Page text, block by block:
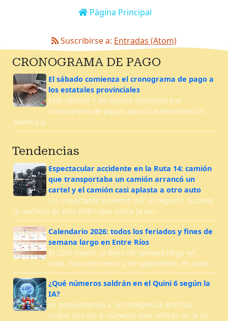
Página Principal
Suscribirse a: Entradas (Atom)
CRONOGRAMA DE PAGO
El sábado comienza el cronograma de pago a
los estatales provinciales
Este sábado 1 de agosto comenzará el
cronograma de pagos para la administración
pública p…
Tendencias
Espectacular accidente en la Ruta 14: camión
que transportaba un camión arrancó un
cartel y el camión casi aplasta a otro auto
Un impactante siniestro vial se registró durante
la mañana de este miércoles sobre la Au…
Calendario 2026: todos los feriados y fines de
semana largo en Entre Ríos
El 2026 traerá 12 fines de semana largo en
total. Salvo en enero y en septiembre, en todo…
¿Qué números saldrán en el Quini 6 según la
IA?
Le preguntamos a la Inteligencia Artificial
cuáles son los 6 números que saldrán en la ju…